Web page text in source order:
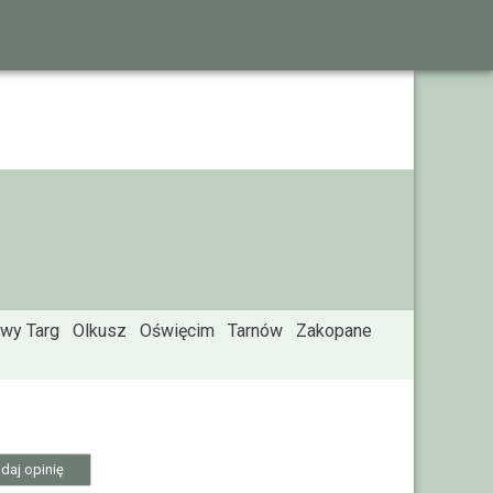
Targ Olkusz Oświęcim Tarnów Zakopane
opinię